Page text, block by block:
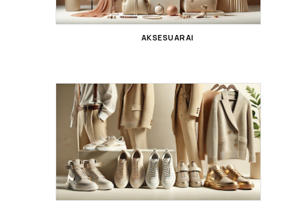
AKSESUARAI